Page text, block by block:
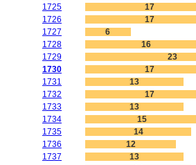
1725
17
1726
17
1727
6
1728
16
1729
23
1730
17
1731
13
1732
17
1733
13
1734
15
1735
14
1736
12
1737
13